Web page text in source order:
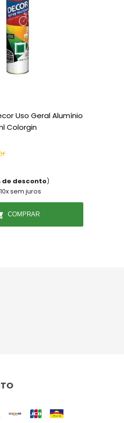
Uso Geral Alumínio
Colorgin
de desconto)
sem juros
COMPRAR